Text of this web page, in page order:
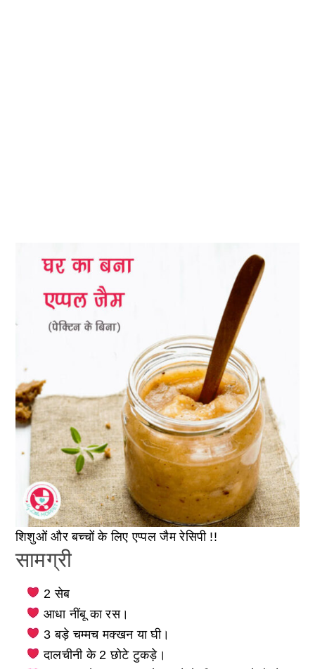
शिशुओं और बच्चों के लिए एप्पल जैम रेसिपी !!
सामग्री
2 सेब
आधा नींबू का रस।
3 बड़े चम्मच मक्खन या घी।
दालचीनी के 2 छोटे टुकड़े।